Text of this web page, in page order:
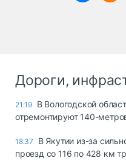
Дороги,
21:19 В Вологодской
отремонтируют 140-
18:37
В Якутии из-за
проезд со 116 по 428 км